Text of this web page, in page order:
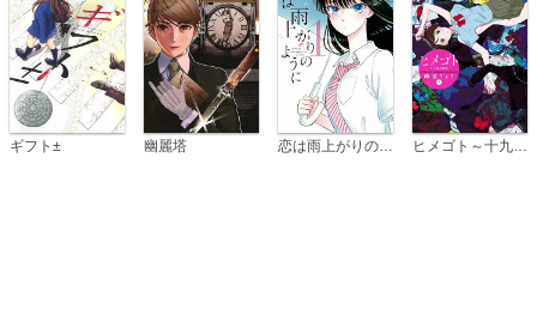
ギフト± 幽麗塔 恋は雨上がりのように ヒメゴト～十九歳の制服～